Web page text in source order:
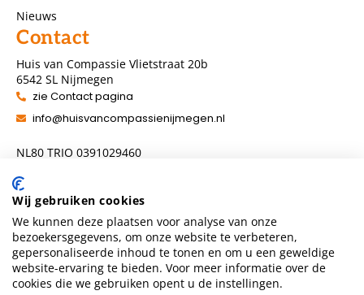
Nieuws
Contact
Huis van Compassie Vlietstraat 20b
6542 SL Nijmegen
zie Contact pagina
info@huisvancompassienijmegen.nl
NL80 TRIO 0391029460
Volg ons
Wij gebruiken cookies
We kunnen deze plaatsen voor analyse van onze
bezoekersgegevens, om onze website te verbeteren,
gepersonaliseerde inhoud te tonen en om u een geweldige
website-ervaring te bieden. Voor meer informatie over de
cookies die we gebruiken opent u de instellingen.